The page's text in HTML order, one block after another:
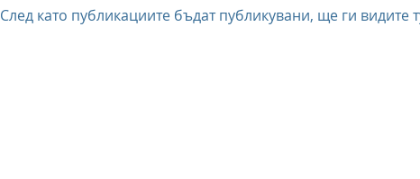
След като публикациите бъдат публикувани, ще ги видите